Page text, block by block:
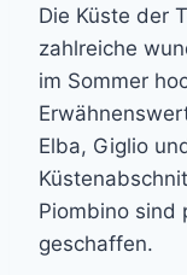
Die Küste der
zahlreiche
im Sommer
Elba, Giglio
Piombino sind
geschaffen.